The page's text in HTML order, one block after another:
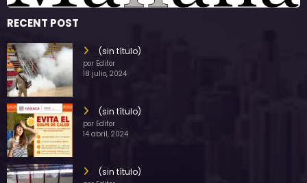
RECENT POST
(sin título)
por Editor
18 julio, 2024
(sin título)
por Editor
14 abril, 2024
(sin título)